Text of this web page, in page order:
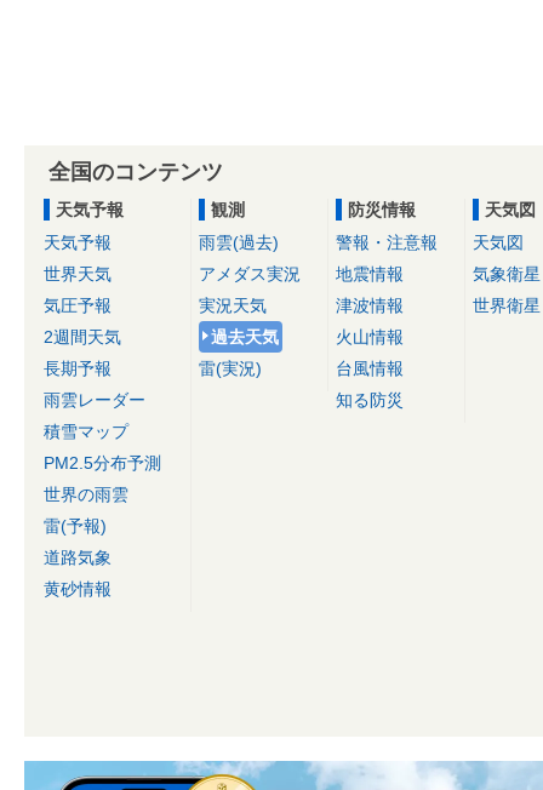
全国のコンテンツ
天気予報
天気予報
世界天気
気圧予報
2週間天気
長期予報
雨雲レーダー
積雪マップ
PM2.5分布予測
世界の雨雲
雷(予報)
道路気象
黄砂情報
観測
雨雲(過去)
アメダス実況
実況天気
過去天気
雷(実況)
防災情報
警報・注意報
地震情報
津波情報
火山情報
台風情報
知る防災
天気図
天気図
気象衛星
世界衛星